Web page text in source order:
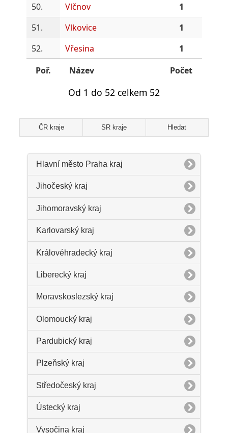
50.
Vlčnov
1
51.
Vlkovice
1
52.
Vřesina
1
Poř.
Název Počet
Od 1 do 52 celkem 52
ČR kraje SR kraje Hledat
Hlavní město Praha kraj
Jihočeský kraj
Jihomoravský kraj
Karlovarský kraj
Královéhradecký kraj
Liberecký kraj
Moravskoslezský kraj
Olomoucký kraj
Pardubický kraj
Plzeňský kraj
Středočeský kraj
Ústecký kraj
Vysočina kraj